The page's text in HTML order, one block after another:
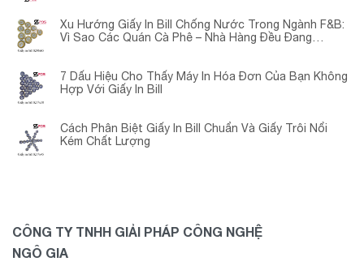
Xu Hướng Giấy In Bill Chống Nước Trong Ngành F&B:
Vì Sao Các Quán Cà Phê – Nhà Hàng Đều Đang
7 Dấu Hiệu Cho Thấy Máy In Hóa Đơn Của Bạn Không
Hợp Với Giấy In Bill
Cách Phân Biệt Giấy In Bill Chuẩn Và Giấy Trôi Nổi
Kém Chất Lượng
CÔNG TY TNHH GIẢI PHÁP CÔNG NGHỆ
NGÔ GIA